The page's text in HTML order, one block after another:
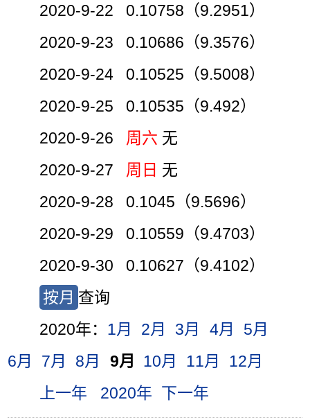
2020-9-22 0.10758（9.2951）
2020-9-23 0.10686（9.3576）
2020-9-24 0.10525（9.5008）
2020-9-25 0.10535（9.492）
2020-9-26 周六 无
2020-9-27 周日 无
2020-9-28 0.1045（9.5696）
2020-9-29 0.10559（9.4703）
2020-9-30 0.10627（9.4102）
按月 查询
2020年： 1月 2月 3月 4月
5月
6月
7月 8月 9月 10月 11月
12月
上一年
2020年 下一年